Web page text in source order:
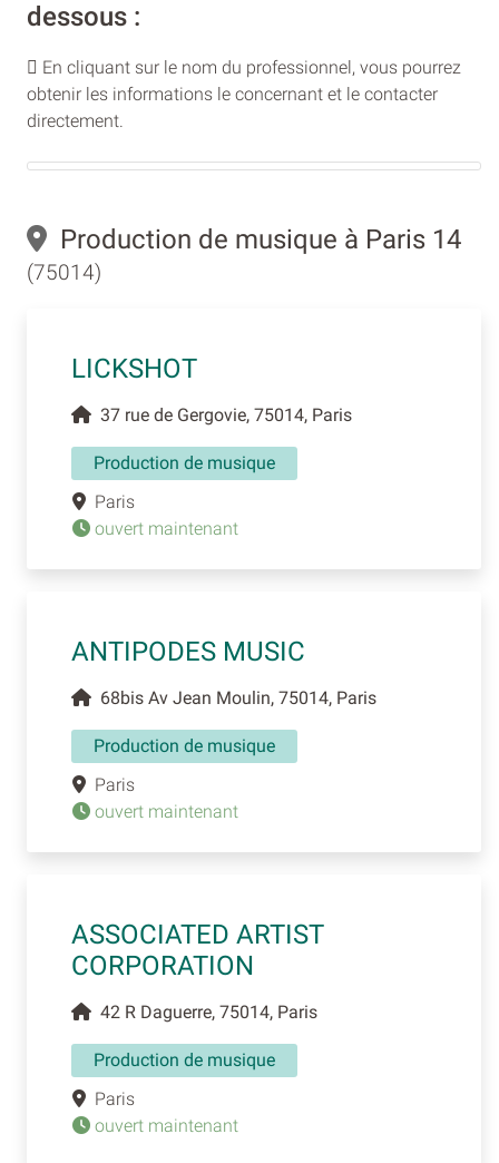
dessous :
En cliquant sur le nom du professionnel, vous pourrez
obtenir les informations le concernant et le contacter
directement.
Production de musique à Paris 14
(75014)
LICKSHOT
37 rue de Gergovie, 75014, Paris
Production de musique
Paris
ouvert maintenant
ANTIPODES MUSIC
68bis Av Jean Moulin, 75014, Paris
Production de musique
Paris
ouvert maintenant
ASSOCIATED ARTIST
CORPORATION
42 R Daguerre, 75014, Paris
Production de musique
Paris
ouvert maintenant